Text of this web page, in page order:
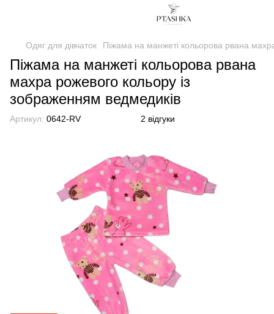
Одяг для дівчаток Піжама на манжеті кольорова рвана
Піжама на манжеті кольорова рвана
махра рожевого кольору із
зображенням ведмедиків
Артикул: 0642-RV 2 відгуки